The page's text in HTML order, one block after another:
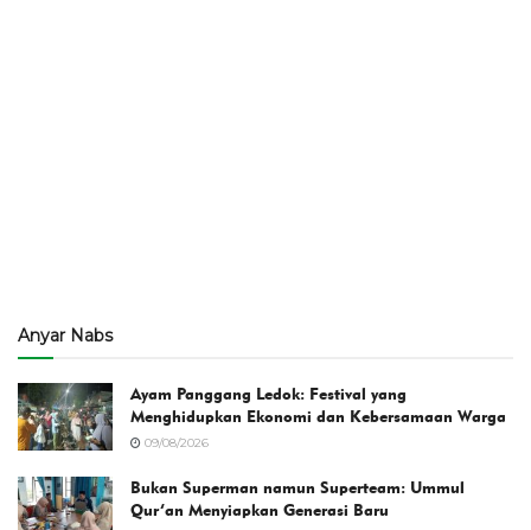
Anyar Nabs
Ayam Panggang Ledok: Festival yang
Menghidupkan Ekonomi dan Kebersamaan Warga
09/08/2026
Bukan Superman namun Superteam: Ummul
Qur’an Menyiapkan Generasi Baru